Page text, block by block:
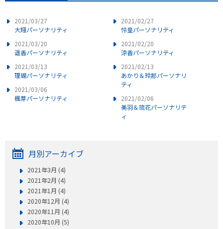
2021/03/27
大翔パーソナリティ
2021/03/20
遥香パーソナリティ
2021/03/13
理瑚パーソナリティ
2021/03/06
楓芽パーソナリティ
2021/02/27
怜皇パーソナリティ
2021/02/20
涼香パーソナリティ
2021/02/13
あかり＆玲那パーソナリ
ティ
2021/02/06
美羽＆琉花パーソナリテ
ィ
月別アーカイブ
2021年3月 (4)
2021年2月 (4)
2021年1月 (4)
2020年12月 (4)
2020年11月 (4)
2020年10月 (5)